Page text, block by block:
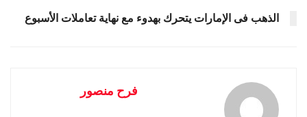
الذهب فى الإمارات يتحرك بهدوء مع نهاية تعاملات الأسبوع
فرح منصور